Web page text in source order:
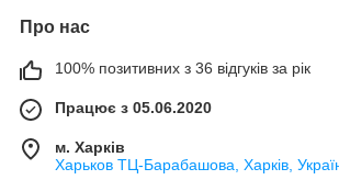
Про нас
100% позитивних з 36 відгуків за рік
Працює з 05.06.2020
м. Харків
Харьков ТЦ-Барабашова, Харків,